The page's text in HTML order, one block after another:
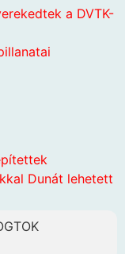
a DVTK-
Dunát lehetett